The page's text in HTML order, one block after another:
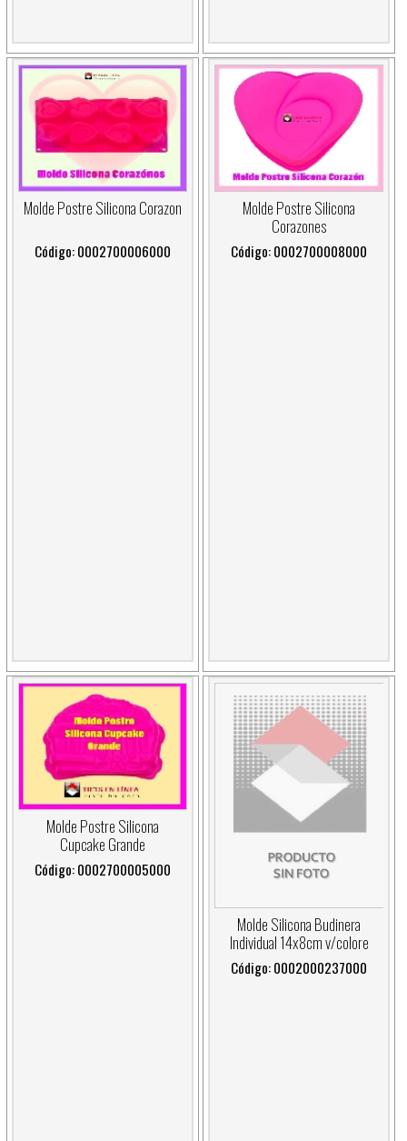
Molde Postre Silicona Corazon
Código: 0002700006000
Molde Postre Silicona
Corazones
Código: 0002700008000
Molde Postre Silicona
Cupcake Grande
Código: 0002700005000
Molde Silicona Budinera
Individual 14x8cm v/colore
Código: 0002000237000